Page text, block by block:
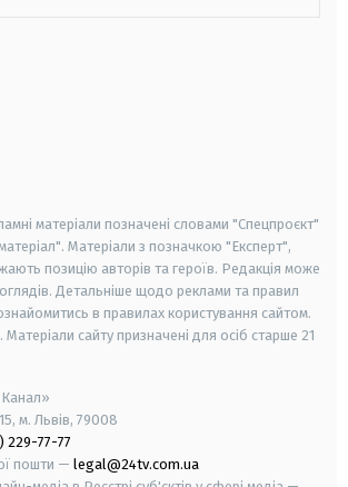
матеріали позначені словами "Спецпроєкт"
Матеріали з позначкою "Експерт",
позицію авторів та героїв. Редакція може
Детальніше щодо реклами та правил
в правилах користування сайтом.
Матеріали сайту призначені для осіб старше 21
м. Львів, 79008
229-77-77
пошти — legal@24tv.com.ua